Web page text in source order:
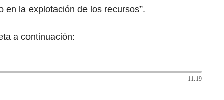
en la explotación de los recursos”.
a continuación:
11:19